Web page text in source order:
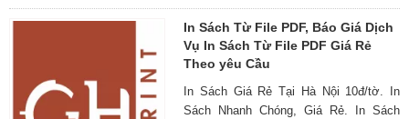
In Sách Từ File PDF, Báo Giá Dịch
Vụ In Sách Từ File PDF Giá Rẻ
Theo yêu Cầu
In Sách Giá Rẻ Tại Hà Nội 10đ/tờ. In
Sách Nhanh Chóng, Giá Rẻ. In Sách